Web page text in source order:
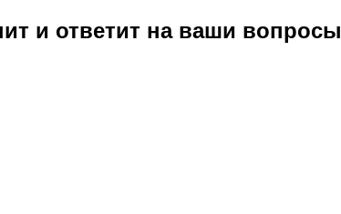
и ответит на ваши вопросы